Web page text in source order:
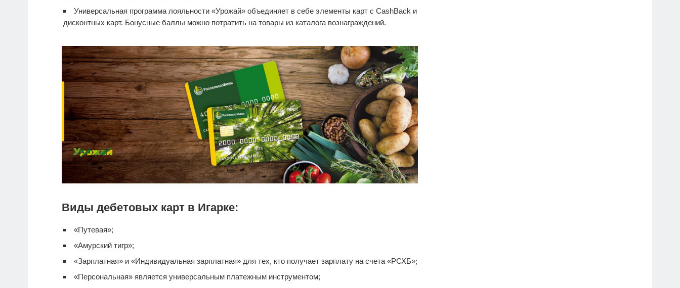
Универсальная программа лояльности «Урожай» объединяет в себе элементы карт с CashBack и
дисконтных карт. Бонусные баллы можно потратить на товары из каталога вознаграждений.
Виды дебетовых карт в Игарке:
«Путевая»;
«Амурский тигр»;
«Зарплатная» и «Индивидуальная зарплатная» для тех, кто получает зарплату на счета «РСХБ»;
«Персональная» является универсальным платежным инструментом;